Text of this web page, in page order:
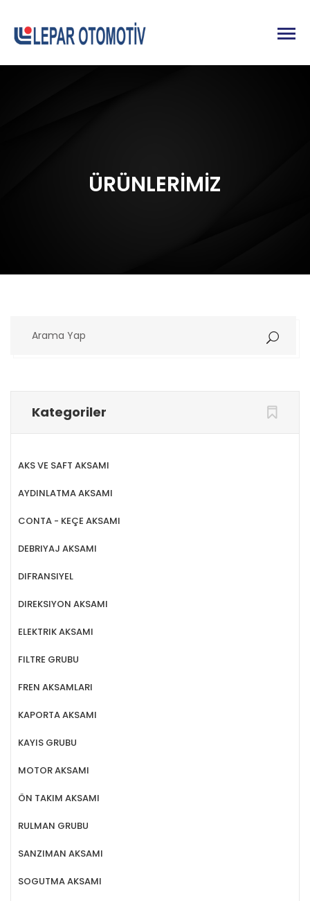
ÜRÜNLERİMİZ
Arama
Kategoriler
AKS VE SAFT AKSAMI
AYDINLATMA AKSAMI
CONTA - KEÇE AKSAMI
DEBRIYAJ AKSAMI
DIFRANSIYEL
DIREKSIYON AKSAMI
ELEKTRIK AKSAMI
FILTRE GRUBU
FREN AKSAMLARI
KAPORTA AKSAMI
KAYIS GRUBU
MOTOR AKSAMI
ÖN TAKIM AKSAMI
RULMAN GRUBU
SANZIMAN AKSAMI
SOGUTMA AKSAMI